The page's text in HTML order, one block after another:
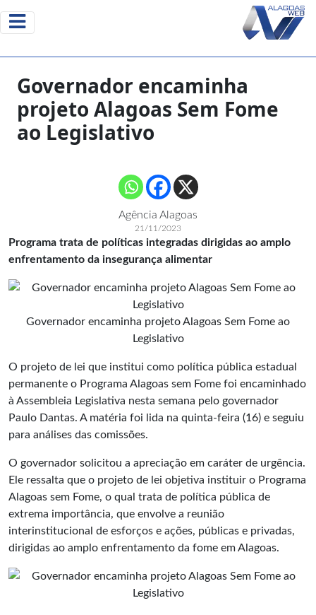
Governador encaminha
projeto Alagoas Sem Fome
ao Legislativo
Agência Alagoas
21/11/2023
Programa trata de políticas integradas dirigidas ao amplo
enfrentamento da insegurança alimentar
Governador encaminha projeto Alagoas Sem Fome ao
Legislativo
O projeto de lei que institui como política pública estadual
permanente o Programa Alagoas sem Fome foi encaminhado
à Assembleia Legislativa nesta semana pelo governador
Paulo Dantas. A matéria foi lida na quinta-feira (16) e seguiu
para análises das comissões.
O governador solicitou a apreciação em caráter de urgência.
Ele ressalta que o projeto de lei objetiva instituir o Programa
Alagoas sem Fome, o qual trata de política pública de
extrema importância, que envolve a reunião
interinstitucional de esforços e ações, públicas e privadas,
dirigidas ao amplo enfrentamento da fome em Alagoas.